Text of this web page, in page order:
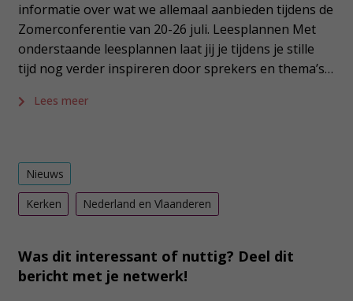
informatie over wat we allemaal aanbieden tijdens de
Zomerconferentie van 20-26 juli. Leesplannen Met
onderstaande leesplannen laat jij je tijdens je stille
tijd nog verder inspireren door sprekers en thema’s…
Lees meer
Nieuws
Kerken Nederland en Vlaanderen
Was dit interessant of nuttig? Deel dit
bericht met je netwerk!